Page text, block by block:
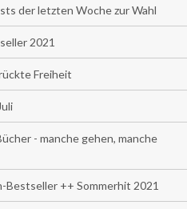
der letzten Woche zur Wahl
2021
Freiheit
- manche gehen, manche
++ Sommerhit 2021